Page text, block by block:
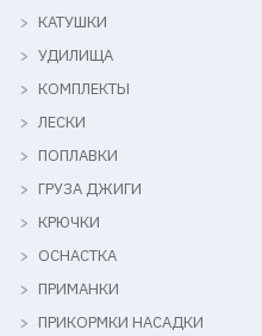
КАТУШКИ
УДИЛИЩА
КОМПЛЕКТЫ
ЛЕСКИ
ПОПЛАВКИ
ГРУЗА ДЖИГИ
КРЮЧКИ
ОСНАСТКА
ПРИМАНКИ
ПРИКОРМКИ НАСАДКИ